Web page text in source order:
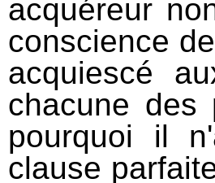
acquéreur
conscience
acquiescé
chacune
pourquoi il
clause